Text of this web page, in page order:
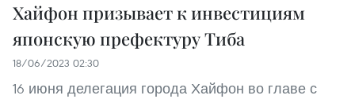
Хайфон призывает к инвестициям
японскую префектуру Тиба
18/06/2023 02:30
16 июня делегация города Хайфон во главе с